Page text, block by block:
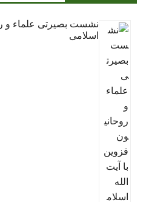
نشست بصیرتی علماء و
اسلامی